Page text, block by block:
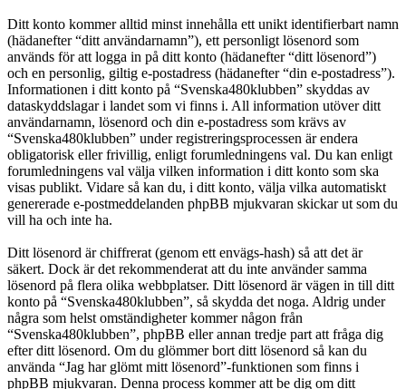
Ditt konto kommer alltid minst innehålla ett unikt identifierbart namn
(hädanefter “ditt användarnamn”), ett personligt lösenord som
används för att logga in på ditt konto (hädanefter “ditt lösenord”)
och en personlig, giltig e-postadress (hädanefter “din e-postadress”).
Informationen i ditt konto på “Svenska480klubben” skyddas av
dataskyddslagar i landet som vi finns i. All information utöver ditt
användarnamn, lösenord och din e-postadress som krävs av
“Svenska480klubben” under registreringsprocessen är endera
obligatorisk eller frivillig, enligt forumledningens val. Du kan enligt
forumledningens val välja vilken information i ditt konto som ska
visas publikt. Vidare så kan du, i ditt konto, välja vilka automatiskt
genererade e-postmeddelanden phpBB mjukvaran skickar ut som du
vill ha och inte ha.
Ditt lösenord är chiffrerat (genom ett envägs-hash) så att det är
säkert. Dock är det rekommenderat att du inte använder samma
lösenord på flera olika webbplatser. Ditt lösenord är vägen in till ditt
konto på “Svenska480klubben”, så skydda det noga. Aldrig under
några som helst omständigheter kommer någon från
“Svenska480klubben”, phpBB eller annan tredje part att fråga dig
efter ditt lösenord. Om du glömmer bort ditt lösenord så kan du
använda “Jag har glömt mitt lösenord”-funktionen som finns i
phpBB mjukvaran. Denna process kommer att be dig om ditt